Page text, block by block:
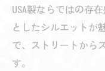
USA製ならではの存
としたシルエットが
で、ストリートから
す。